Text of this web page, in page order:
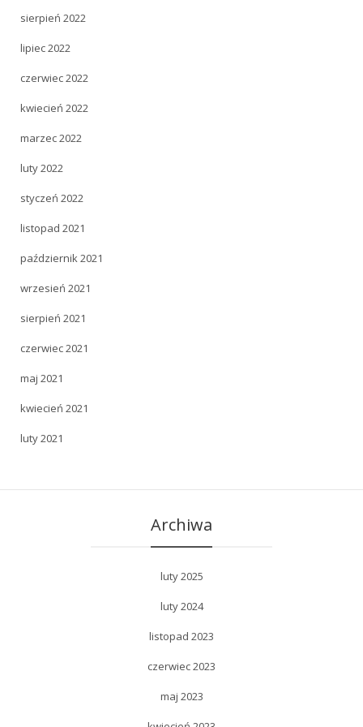
sierpień 2022
lipiec 2022
czerwiec 2022
kwiecień 2022
marzec 2022
luty 2022
styczeń 2022
listopad 2021
październik 2021
wrzesień 2021
sierpień 2021
czerwiec 2021
maj 2021
kwiecień 2021
luty 2021
Archiwa
luty 2025
luty 2024
listopad 2023
czerwiec 2023
maj 2023